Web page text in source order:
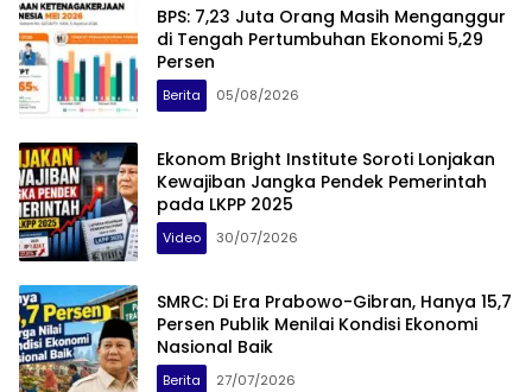
BPS: 7,23 Juta Orang Masih Menganggur
di Tengah Pertumbuhan Ekonomi 5,29
Persen
Berita 05/08/2026
Ekonom Bright Institute Soroti Lonjakan
Kewajiban Jangka Pendek Pemerintah
pada LKPP 2025
Video 30/07/2026
SMRC: Di Era Prabowo-Gibran, Hanya 15,7
Persen Publik Menilai Kondisi Ekonomi
Nasional Baik
Berita 27/07/2026